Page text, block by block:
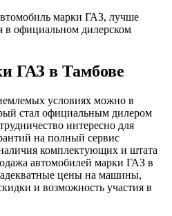
марки ГАЗ, лучше
в официальном дилерском
ГАЗ в Тамбове
условиях можно в
стал официальным дилером
интересно для
на полный сервис
комплектующих и штата
автомобилей марки ГАЗ в
цены на машины,
и возможность участия в